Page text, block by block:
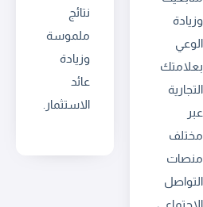
وزيادة
الوعي
بعلامتك
التجارية
عبر
مختلف
منصات
التواصل
الاجتماعي.
نتائج
ملموسة
وزيادة
عائد
الاستثمار.